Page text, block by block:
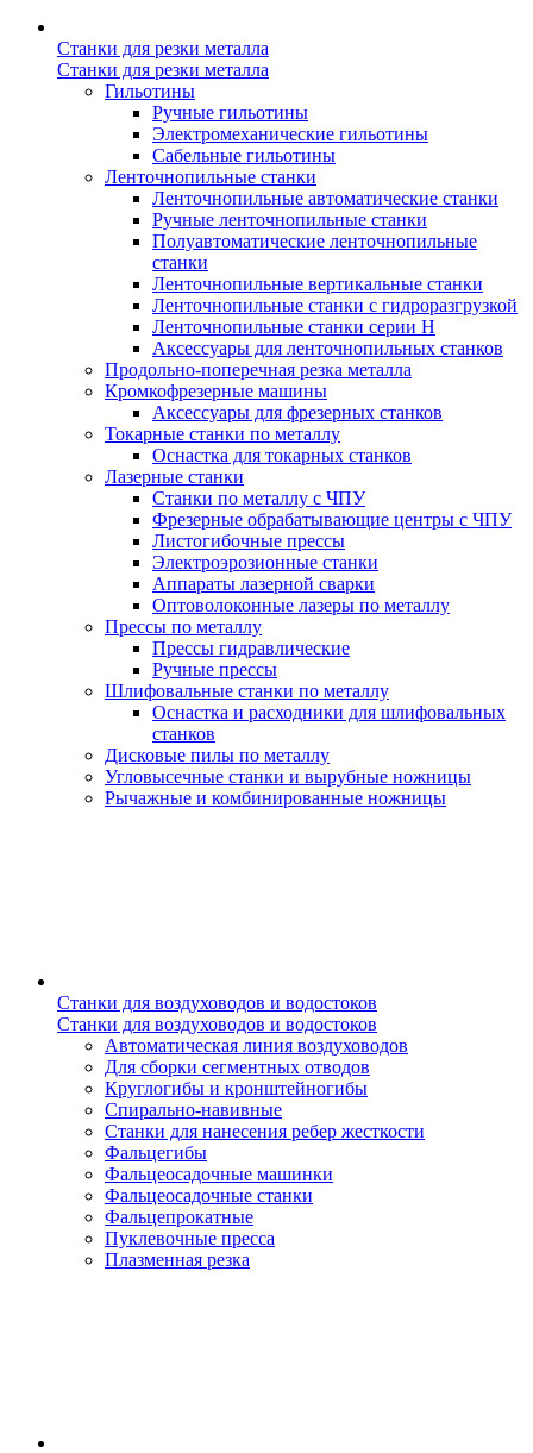
Станки для резки металла
Станки для резки металла
Гильотины
Ручные гильотины
Электромеханические гильотины
Сабельные гильотины
Ленточнопильные станки
Ленточнопильные автоматические станки
Ручные ленточнопильные станки
Полуавтоматические ленточнопильные
станки
Ленточнопильные вертикальные станки
Ленточнопильные станки с гидроразгрузкой
Ленточнопильные станки серии H
Аксессуары для ленточнопильных станков
Продольно-поперечная резка металла
Кромкофрезерные машины
Аксессуары для фрезерных станков
Токарные станки по металлу
Оснастка для токарных станков
Лазерные станки
Станки по металлу с ЧПУ
Фрезерные обрабатывающие центры с ЧПУ
Листогибочные прессы
Электроэрозионные станки
Аппараты лазерной сварки
Оптоволоконные лазеры по металлу
Прессы по металлу
Прессы гидравлические
Ручные прессы
Шлифовальные станки по металлу
Оснастка и расходники для шлифовальных
станков
Дисковые пилы по металлу
Угловысечные станки и вырубные ножницы
Рычажные и комбинированные ножницы
Станки для воздуховодов и водостоков
Станки для воздуховодов и водостоков
Автоматическая линия воздуховодов
Для сборки сегментных отводов
Круглогибы и кронштейногибы
Спирально-навивные
Станки для нанесения ребер жесткости
Фальцегибы
Фальцеосадочные машинки
Фальцеосадочные станки
Фальцепрокатные
Пуклевочные пресса
Плазменная резка